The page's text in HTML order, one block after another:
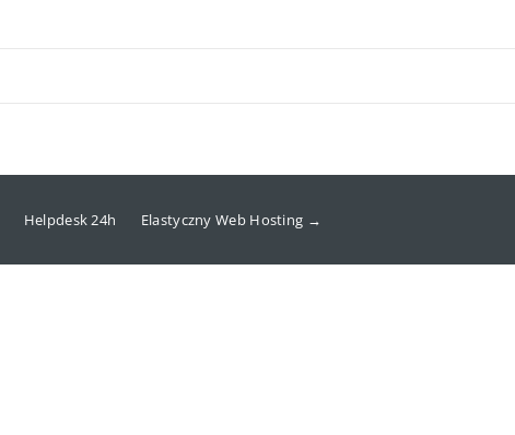
Helpdesk 24h Elastyczny Web Hosting →